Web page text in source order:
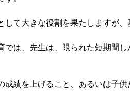
て大きな役割を果たしますが、
は、先生は、限られた短期間し
績を上げること、あるいは子